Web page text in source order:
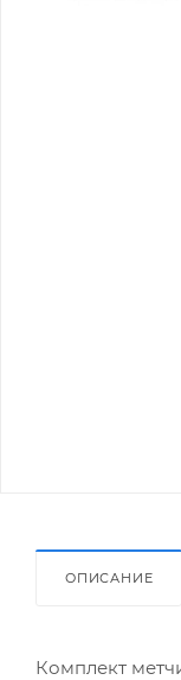
ОПИСАНИЕ
Комплект